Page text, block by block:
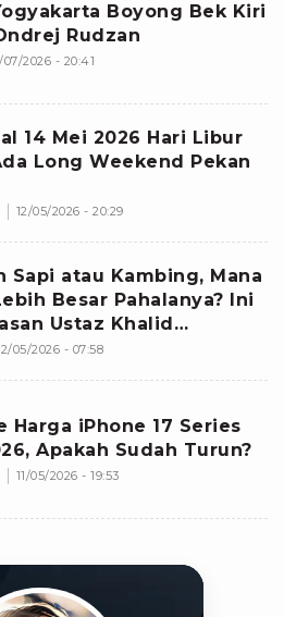
Boyong Bek Kiri
Rudzan
07/2026 - 20:41
14 Mei 2026 Hari Libur
Long Weekend Pekan
12/05/2026 - 20:29
Sapi atau Kambing, Mana
Besar Pahalanya? Ini
Ustaz Khalid
05/2026 - 07:58
Harga iPhone 17 Series
Apakah Sudah Turun?
11/05/2026 - 19:53